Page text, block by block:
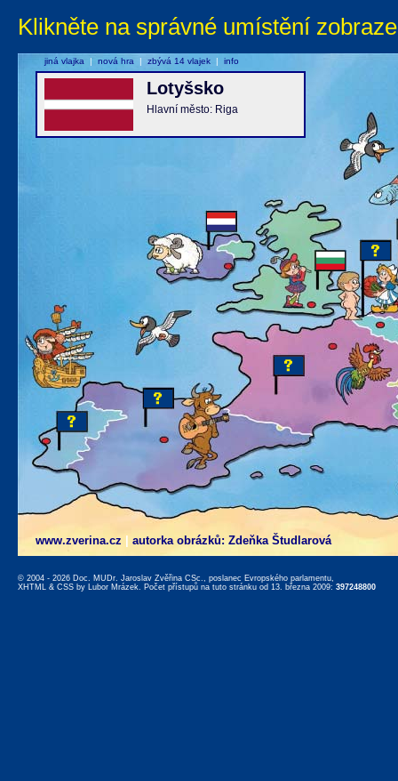
Klikněte na správné umístění
www.zverina.cz autorka obrázků: Zdeňka Študlarová
Lotyšsko
Hlavní město: Riga
jiná vlajka | nová hra | zbývá 14 vlajek | info
© 2004 - 2026 Doc. MUDr. Jaroslav Zvěřina CSc., poslanec Evropského parlamentu,
XHTML & CSS by Lubor Mrázek. Počet přístupů na tuto stránku od 13. března 2009: 397248800